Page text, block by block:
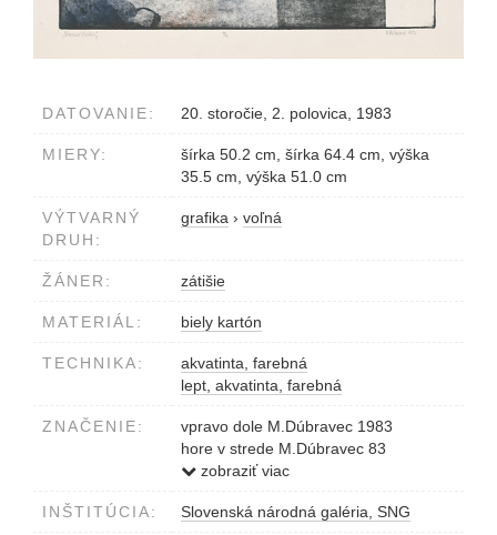
DATOVANIE: 20. storočie, 2. polovica, 1983
MIERY:
šírka 50.2 cm, šírka 64.4 cm, výška
35.5 cm, výška 51.0 cm
VÝTVARNÝ
DRUH:
grafika › voľná
ŽÁNER: zátišie
MATERIÁL: biely kartón
TECHNIKA:
akvatinta, farebná
lept, akvatinta, farebná
ZNAČENIE:
vpravo dole M.Dúbravec 1983
hore v strede M.Dúbravec 83
vľavo 'Sklenené fľaštičky'
zobraziť viac
INŠTITÚCIA: Slovenská národná galéria, SNG